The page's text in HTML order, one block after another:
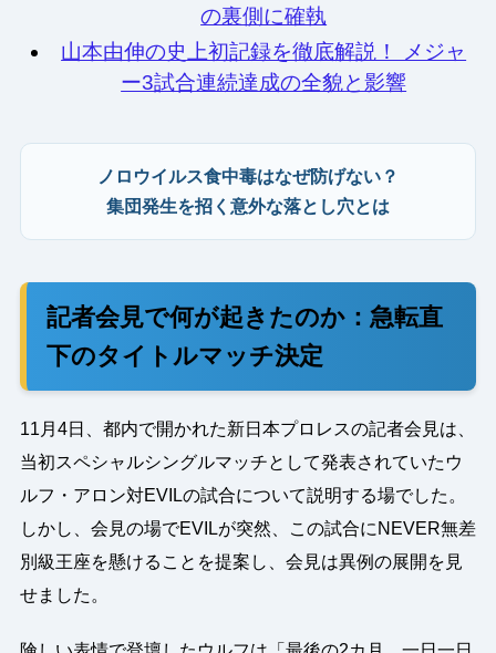
の裏側に確執
山本由伸の史上初記録を徹底解説！ メジャ
ー3試合連続達成の全貌と影響
ノロウイルス食中毒はなぜ防げない？
集団発生を招く意外な落とし穴とは
記者会見で何が起きたのか：急転直
下のタイトルマッチ決定
11月4日、都内で開かれた新日本プロレスの記者会見は、
当初スペシャルシングルマッチとして発表されていたウ
ルフ・アロン対EVILの試合について説明する場でした。
しかし、会見の場でEVILが突然、この試合にNEVER無差
別級王座を懸けることを提案し、会見は異例の展開を見
せました。